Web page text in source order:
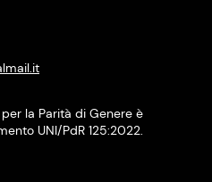
la Parità di Genere è
UNI/PdR 125:2022.